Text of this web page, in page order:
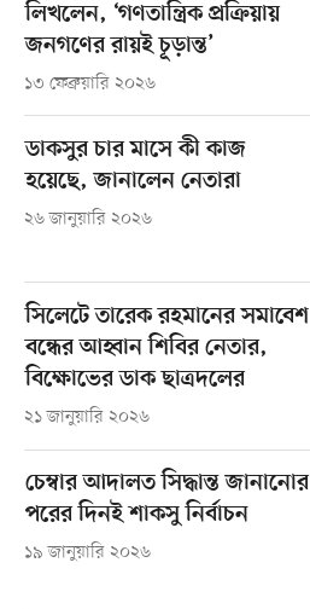
লিখলেন, ‘গণতান্ত্রিক প্রক্রিয়ায়
জনগণের রায়ই চূড়ান্ত’
১৩ ফেব্রুয়ারি ২০২৬
ডাকসুর চার মাসে কী কাজ
হয়েছে, জানালেন নেতারা
২৬ জানুয়ারি ২০২৬
সিলেটে তারেক রহমানের সমাবেশ
বন্ধের আহ্বান শিবির নেতার,
বিক্ষোভের ডাক ছাত্রদলের
২১ জানুয়ারি ২০২৬
চেম্বার আদালত সিদ্ধান্ত জানানোর
পরের দিনই শাকসু নির্বাচন
১৯ জানুয়ারি ২০২৬